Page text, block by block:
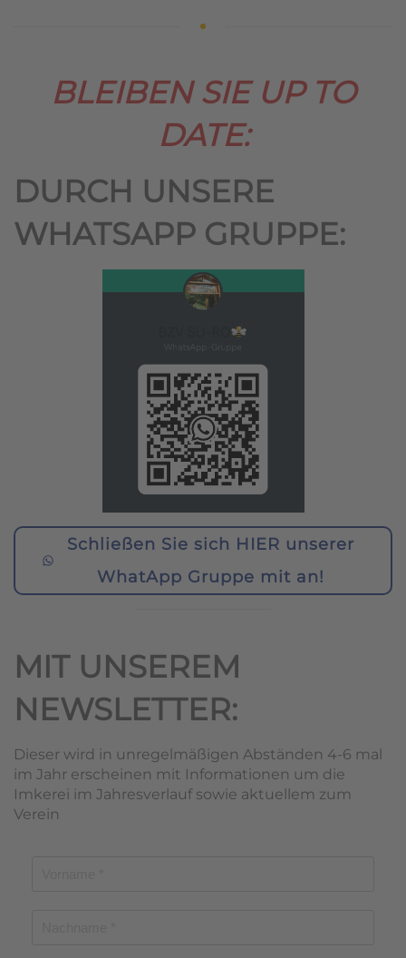
BLEIBEN SIE UP TO
DATE:
DURCH UNSERE
WHATSAPP GRUPPE:
Schließen Sie sich HIER unserer
WhatApp Gruppe mit an!
MIT UNSEREM
NEWSLETTER:
Dieser wird in unregelmäßigen Abständen 4-6 mal
im Jahr erscheinen mit Informationen um die
Imkerei im Jahresverlauf sowie aktuellem zum
Verein